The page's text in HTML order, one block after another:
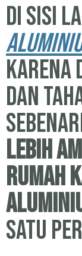
Di sisi
karena
dan
lebih
rumah
satu